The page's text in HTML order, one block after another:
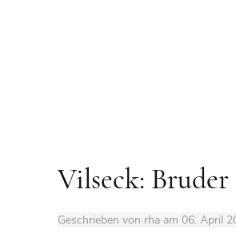
Vilseck:
Geschrieben von rha am 06. April